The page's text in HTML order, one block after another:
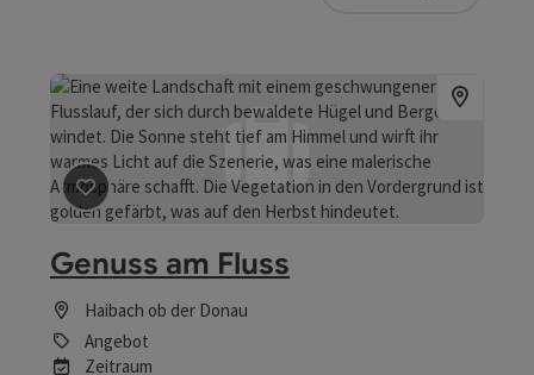
Beitrag merken: Genuss am Fluss
Genuss am Fluss
Haibach ob der Donau
Angebot
Zeitraum